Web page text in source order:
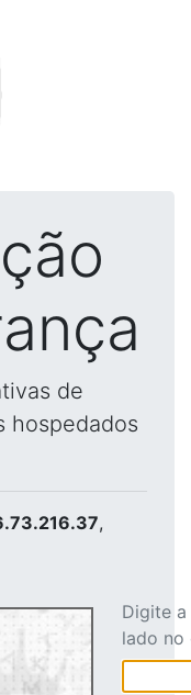
de
hospedados
,
Digite
lado no